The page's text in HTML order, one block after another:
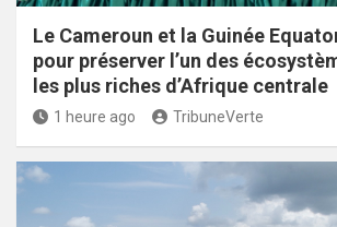
Le Cameroun et la Guinée
pour préserver l’un des
les plus riches d’Afrique centrale
1 heure ago TribuneVerte